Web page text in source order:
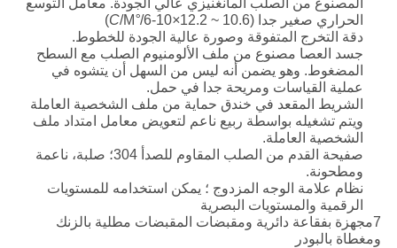
المصنوع من الصلب المانغنيزي عالي الجودة. معامل التوسع
الحراري صغير جدا (10.6 ~ 12.2
×
10-6/
°C
/M)
دقة التخرج المتفوقة وصورة عالية الجودة للخطوط.
جسد العصا مصنوع من ملف الألومنيوم الصلب مع السطح
المضغوط. وهو يضمن أنه ليس من السهل أن يتشوه في
عملية القياسات ومريحة جدا في حمل.
الشريط المقعد في خندق حماية من ملف الشخصية العاملة
ويتم تشغيله بواسطة ربيع ناعم لتعويض معامل امتداد ملف
الشخصية العاملة.
صفيحة القدم من الصلب المقاوم للصدأ 304؛ صلبة، ناعمة
ومطحونة.
نظام علامة الوجه المزدوج ؛ يمكن استخدامه للمستويات
الرقمية والمستويات البصرية
7مجهزة بفقاعة دائرية ومقبضات المقبضات مطلية بالزنك
ومغطاة بالبودر